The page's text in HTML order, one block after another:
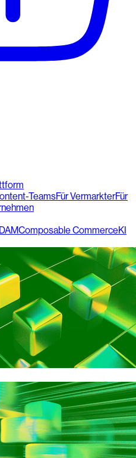
TeamsFür VermarkterFür
DAMComposable CommerceKI